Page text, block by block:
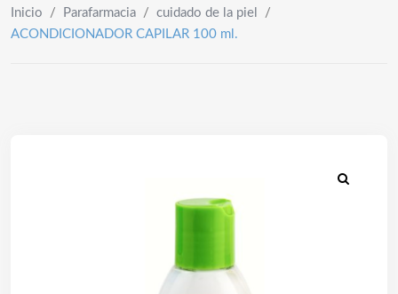
Inicio / Parafarmacia / cuidado de la piel
/
ACONDICIONADOR CAPILAR 100 ml.